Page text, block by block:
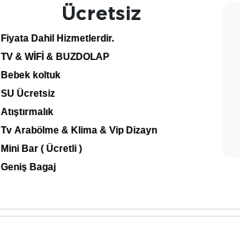
Ücretsiz
Fiyata Dahil Hizmetlerdir.
TV & WİFİ & BUZDOLAP
Bebek koltuk
SU Ücretsiz
Atıştırmalık
Tv Arabölme & Klima & Vip Dizayn
Mini Bar ( Ücretli )
Geniş Bagaj